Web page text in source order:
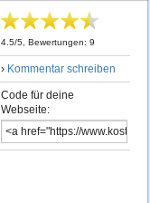
4.5/5 , Bewertungen: 9
› Kommentar schreiben
Code für deine
Webseite: